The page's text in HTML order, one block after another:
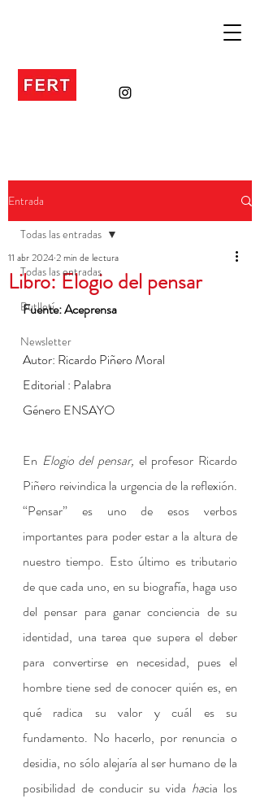
Entrada
Todas las entradas
Butlletí
Newsletter
Todas las entradas
Libro: Elogio del pensar
11 abr 20242 min de lectura
Fuente: Aceprensa
Autor: Ricardo Piñero Moral
Editorial : Palabra
Género ENSAYO
En Elogio del pensar, el profesor Ricardo
Piñero reivindica la urgencia de la reflexión.
“Pensar” es uno de esos verbos
importantes para poder estar a la altura de
nuestro tiempo. Esto último es tributario
de que cada uno, en su biografía, haga uso
del pensar para ganar conciencia de su
identidad, una tarea que supera el deber
para convertirse en necesidad, pues el
hombre tiene sed de conocer quién es, en
qué radica su valor y cuál es su
fundamento. No hacerlo, por renuncia o
desidia, no sólo alejaría al ser humano de la
posibilidad de conducir su vida hacia los